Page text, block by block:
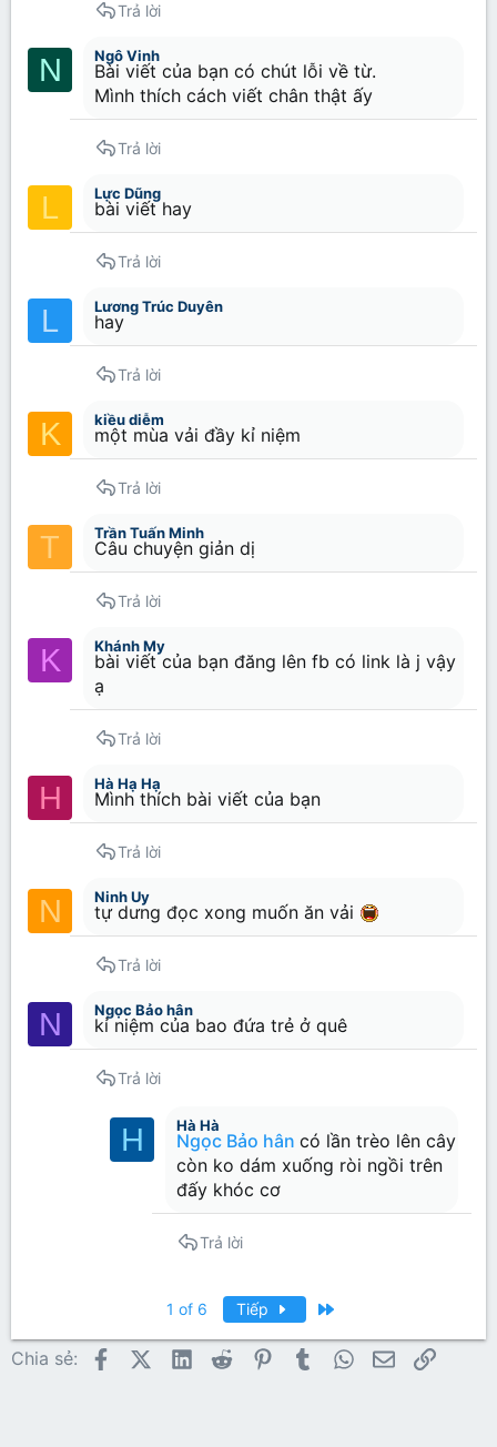
Trả lời
N Ngô Vinh
Bài viết của bạn có chút lỗi về từ.
Mình thích cách viết chân thật ấy
Trả lời
L Lực Dũng
bài viết hay
Trả lời
L Lương Trúc Duyên
hay
Trả lời
K kiều diễm
một mùa vải đầy kỉ niệm
Trả lời
T Trần Tuấn Minh
Câu chuyện giản dị
Trả lời
K Khánh My
bài viết của bạn đăng lên fb có link là j vậy
ạ
Trả lời
H Hà Hạ Hạ
Mình thích bài viết của bạn
Trả lời
N Ninh Uy
tự dưng đọc xong muốn ăn vải
Trả lời
N Ngọc Bảo hân
kỉ niệm của bao đứa trẻ ở quê
Trả lời
H Hà Hà
Ngọc Bảo hân có lần trèo lên cây
còn ko dám xuống ròi ngồi trên
đấy khóc cơ
Trả lời
1 of 6 Tiếp
Chia sẻ: FacebookX (Twitter)
LinkedInReddit Pinterest
TumblrWhatsApp
EmailLink